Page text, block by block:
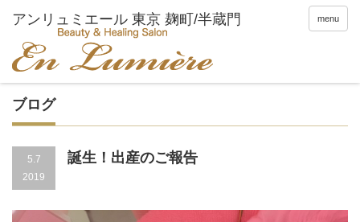
menu
ブログ
5.7
2019
誕生！出産のご報告